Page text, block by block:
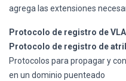
agrega las extensiones
Protocolo de registro de
Protocolo de registro de
Protocolos para propagar y
en un dominio puenteado